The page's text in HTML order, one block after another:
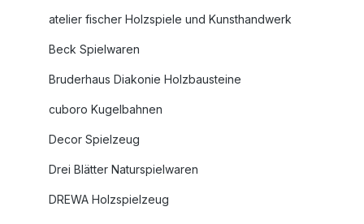
atelier fischer Holzspiele und Kunsthandwerk
Beck Spielwaren
Bruderhaus Diakonie Holzbausteine
cuboro Kugelbahnen
Decor Spielzeug
Drei Blätter Naturspielwaren
DREWA Holzspielzeug